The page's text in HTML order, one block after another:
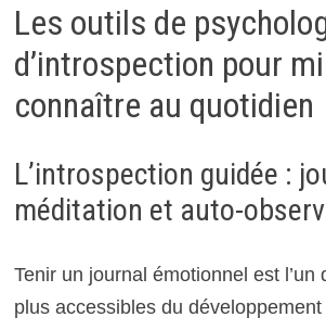
Les outils de
d’introspection pour
connaître au quotidien
L’introspection guidée :
méditation et auto-
Tenir un journal émotionnel est l’un
plus accessibles du